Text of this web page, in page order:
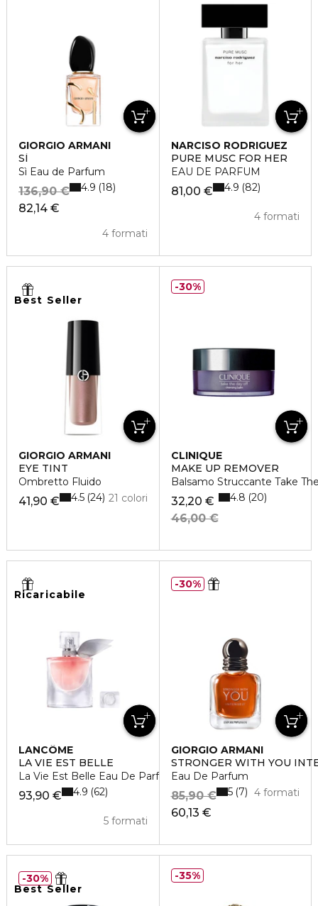
GIORGIO ARMANI
SÌ
Sì Eau de Parfum
82,14 €
136,90 €
4 formati
4.9 18
NARCISO RODRIGUEZ
PURE MUSC FOR HER
EAU DE PARFUM
81,00 €
4 formati
4.9 82
Best Seller
GIORGIO ARMANI
EYE TINT
Ombretto Fluido
41,90 € 21 colori
4.5 24
CLINIQUE
MAKE UP REMOVER
Balsamo Struccante Take
32,20 €
46,00 €
4.8 20
30%
Ricaricabile
LANCÔME
LA VIE EST BELLE
La Vie Est Belle Eau De Parfum
93,90 €
5 formati
4.9 62
GIORGIO ARMANI
STRONGER WITH YOU
Eau De Parfum
60,13 €
85,90 € 4 formati
5 7
30%
Best Seller
30% 35%